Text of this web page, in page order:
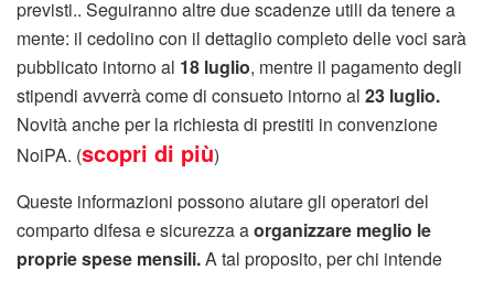
previsti.. Seguiranno altre due scadenze utili da tenere a
mente: il cedolino con il dettaglio completo delle voci sarà
pubblicato intorno al 18 luglio, mentre il pagamento degli
stipendi avverrà come di consueto intorno al 23 luglio.
Novità anche per la richiesta di prestiti in convenzione
NoiPA. (scopri di più)
Queste informazioni possono aiutare gli operatori del
comparto difesa e sicurezza aorganizzare meglio le
proprie spese mensili.A tal proposito, per chi intende